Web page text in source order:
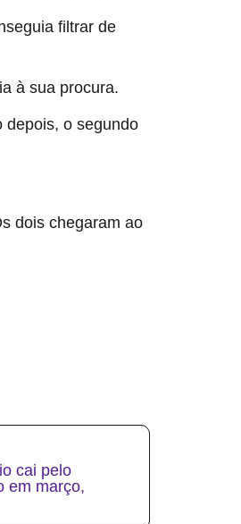
filtrar de
à sua procura.
depois, o segundo
dois chegaram ao
cai pelo
em março,